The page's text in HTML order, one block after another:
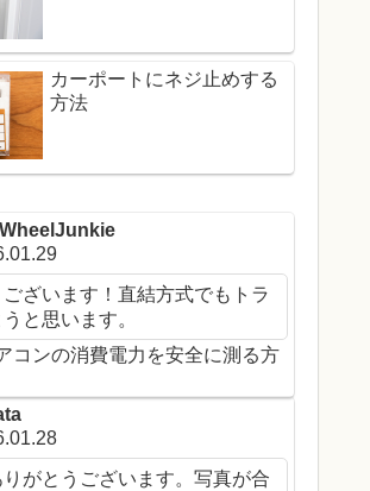
カーポートにネジ止めする
方法
ざいます！直結方式でもトラ
と思います。
コンの消費電力を安全に測る方
がとうございます。写真が合